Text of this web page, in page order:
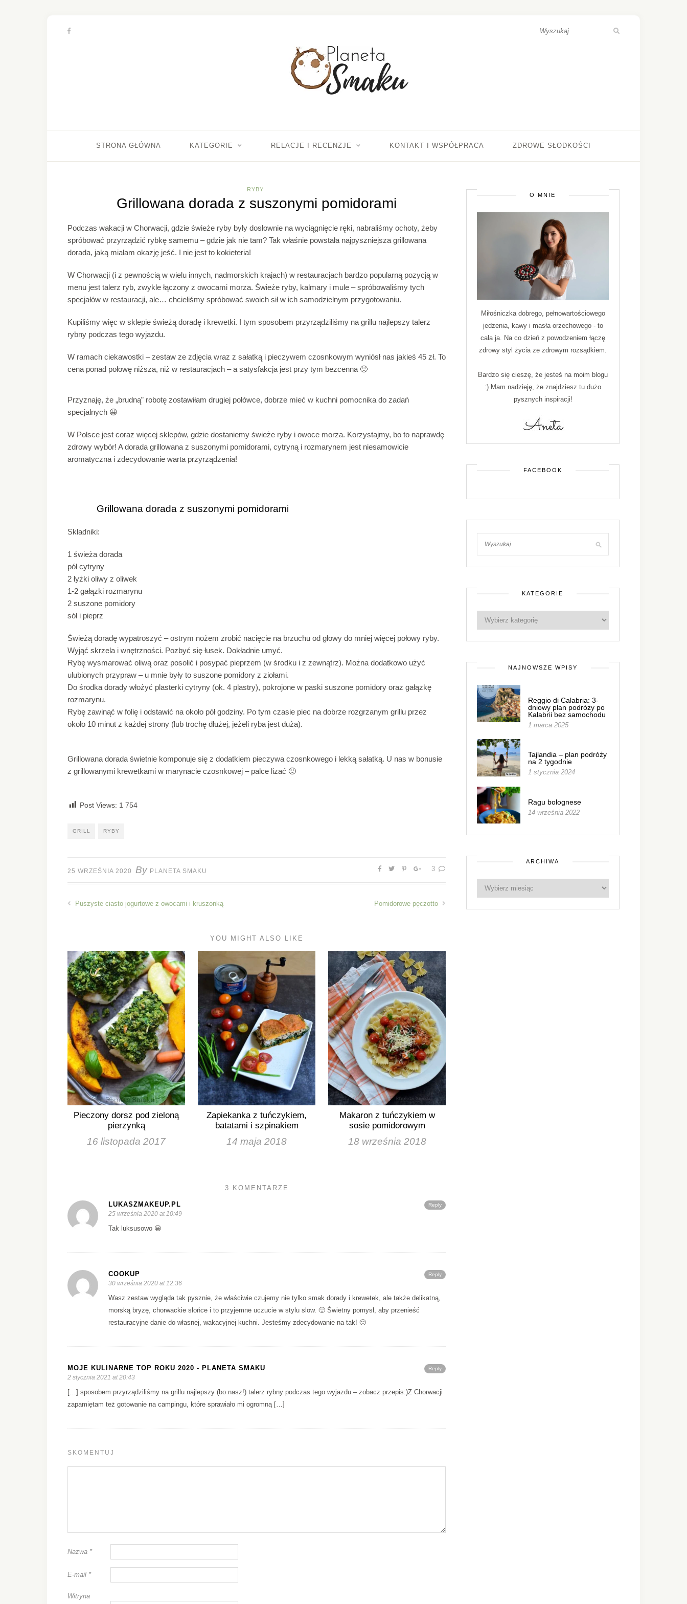
STRONA GŁÓWNA KATEGORIE RELACJE I RECENZJE KONTAKT I WSPÓŁPRACA ZDROWE SŁODKOŚCI
RYBY
Grillowana dorada z suszonymi pomidorami
Podczas wakacji w Chorwacji, gdzie świeże ryby były dosłownie na wyciągnięcie ręki, nabraliśmy ochoty, żeby
spróbować przyrządzić rybkę samemu – gdzie jak nie tam? Tak właśnie powstała najpyszniejsza grillowana
dorada, jaką miałam okazję jeść. I nie jest to kokieteria!
W Chorwacji (i z pewnością w wielu innych, nadmorskich krajach) w restauracjach bardzo popularną pozycją w
menu jest talerz ryb, zwykle łączony z owocami morza. Świeże ryby, kalmary i mule – spróbowaliśmy tych
specjałów w restauracji, ale… chcieliśmy spróbować swoich sił w ich samodzielnym przygotowaniu.
Kupiliśmy więc w sklepie świeżą doradę i krewetki. I tym sposobem przyrządziliśmy na grillu najlepszy talerz
rybny podczas tego wyjazdu.
W ramach ciekawostki – zestaw ze zdjęcia wraz z sałatką i pieczywem czosnkowym wyniósł nas jakieś 45 zł. To
cena ponad połowę niższa, niż w restauracjach – a satysfakcja jest przy tym bezcenna 🙂
Przyznaję, że „brudną” robotę zostawiłam drugiej połówce, dobrze mieć w kuchni pomocnika do zadań
specjalnych 😀
W Polsce jest coraz więcej sklepów, gdzie dostaniemy świeże ryby i owoce morza. Korzystajmy, bo to naprawdę
zdrowy wybór! A dorada grillowana z suszonymi pomidorami, cytryną i rozmarynem jest niesamowicie
aromatyczna i zdecydowanie warta przyrządzenia!
Grillowana dorada z suszonymi pomidorami
Składniki:
1 świeża dorada
pół cytryny
2 łyżki oliwy z oliwek
1-2 gałązki rozmarynu
2 suszone pomidory
sól i pieprz
Świeżą doradę wypatroszyć – ostrym nożem zrobić nacięcie na brzuchu od głowy do mniej więcej połowy ryby.
Wyjąć skrzela i wnętrzności. Pozbyć się łusek. Dokładnie umyć.
Rybę wysmarować oliwą oraz posolić i posypać pieprzem (w środku i z zewnątrz). Można dodatkowo użyć
ulubionych przypraw – u mnie były to suszone pomidory z ziołami.
Do środka dorady włożyć plasterki cytryny (ok. 4 plastry), pokrojone w paski suszone pomidory oraz gałązkę
rozmarynu.
Rybę zawinąć w folię i odstawić na około pół godziny. Po tym czasie piec na dobrze rozgrzanym grillu przez
około 10 minut z każdej strony (lub trochę dłużej, jeżeli ryba jest duża).
Grillowana dorada świetnie komponuje się z dodatkiem pieczywa czosnkowego i lekką sałatką. U nas w bonusie
z grillowanymi krewetkami w marynacie czosnkowej – palce lizać 🙂
Post Views: 1 754
GRILL RYBY
25 WRZEŚNIA 2020 By PLANETA SMAKU 3
Puszyste ciasto jogurtowe z owocami i kruszonką Pomidorowe pęczotto
YOU MIGHT ALSO LIKE
Pieczony dorsz pod zieloną
pierzynką
16 listopada 2017
Zapiekanka z tuńczykiem,
batatami i szpinakiem
14 maja 2018
Makaron z tuńczykiem w
sosie pomidorowym
18 września 2018
3 KOMENTARZE
Reply
LUKASZMAKEUP.PL
25 września 2020 at 10:49
Tak luksusowo 😀
Reply
COOKUP
30 września 2020 at 12:36
Wasz zestaw wygląda tak pysznie, że właściwie czujemy nie tylko smak dorady i krewetek, ale także delikatną,
morską bryzę, chorwackie słońce i to przyjemne uczucie w stylu slow. 🙂 Świetny pomysł, aby przenieść
restauracyjne danie do własnej, wakacyjnej kuchni. Jesteśmy zdecydowanie na tak! 🙂
Reply
MOJE KULINARNE TOP ROKU 2020 - PLANETA SMAKU
2 stycznia 2021 at 20:43
[…] sposobem przyrządziliśmy na grillu najlepszy (bo nasz!) talerz rybny podczas tego wyjazdu – zobacz przepis:)Z Chorwacji
zapamiętam też gotowanie na campingu, które sprawiało mi ogromną […]
SKOMENTUJ
Nazwa *
E-mail *
Witryna
O MNIE
Miłośniczka dobrego, pełnowartościowego
jedzenia, kawy i masła orzechowego - to
cała ja. Na co dzień z powodzeniem łączę
zdrowy styl życia ze zdrowym rozsądkiem.
Bardzo się cieszę, że jesteś na moim blogu
:) Mam nadzieję, że znajdziesz tu dużo
pysznych inspiracji!
FACEBOOK
KATEGORIE
NAJNOWSZE WPISY
Reggio di Calabria: 3-
dniowy plan podróży po
Kalabrii bez samochodu
1 marca 2025
Tajlandia – plan podróży
na 2 tygodnie
1 stycznia 2024
Ragu bolognese
14 września 2022
ARCHIWA